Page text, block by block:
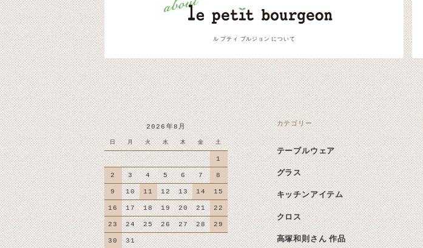
ル プティ ブルジョン について
2026年8月
日 月 火 水 木 金 土
1
2 3 4 5 6 7 8
9 10 11 12 13 14 15
16 17 18 19 20 21 22
23 24 25 26 27 28 29
30 31
カテゴリー
テーブルウェア
グラス
キッチンアイテム
クロス
高塚和則さん 作品